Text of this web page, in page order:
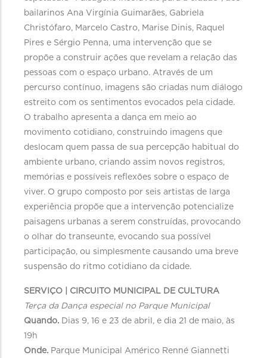
bailarinos Ana Virgínia Guimarães, Gabriela
Christófaro, Marcelo Castro, Marise Dinis, Raquel
Pires e Sérgio Penna, uma intervenção que se
propõe a construir ações que revelam a relação das
pessoas com o espaço urbano. Através de um
percurso contínuo, imagens são criadas num diálogo
estreito com os sentimentos evocados pela cidade.
O trabalho apresenta a dança em meio ao
movimento cotidiano, construindo imagens que
deslocam quem passa de sua percepção habitual do
ambiente urbano, criando assim novos registros,
memórias e possíveis reflexões sobre o espaço de
viver. O grupo composto por seis artistas de larga
experiência propõe que a intervenção potencialize
paisagens urbanas a serem construídas, provocando
o olhar do transeunte, evocando sua possível
participação, ou simplesmente causando uma breve
suspensão do ritmo cotidiano da cidade.
SERVIÇO | CIRCUITO MUNICIPAL DE CULTURA
Terça da Dança especial no Parque Municipal
Quando. Dias 9, 16 e 23 de abril, e dia 21 de maio, às
19h
Onde. Parque Municipal Américo Renné Giannetti